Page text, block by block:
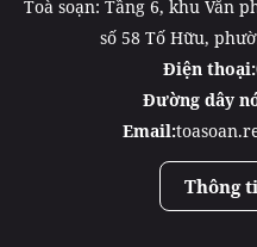
Toà soạn: Tầng 6, khu Văn
số 58 Tố Hữu,
Điện thoại:
Đường dây
Email:
Thông